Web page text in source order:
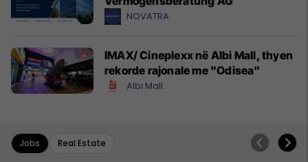
NOVATRA
IMAX/ Cineplexx në Albi Mall, thyen
rekorde rajonale me "Odisea"
Albi Mall
Jobs Real Estate